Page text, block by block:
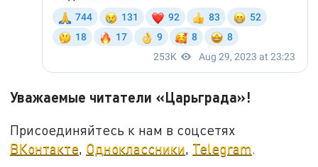
Уважаемые читатели «Царьграда»!
Присоединяйтесь к нам в соцсетях
ВКонтакте, Одноклассники, Telegram.